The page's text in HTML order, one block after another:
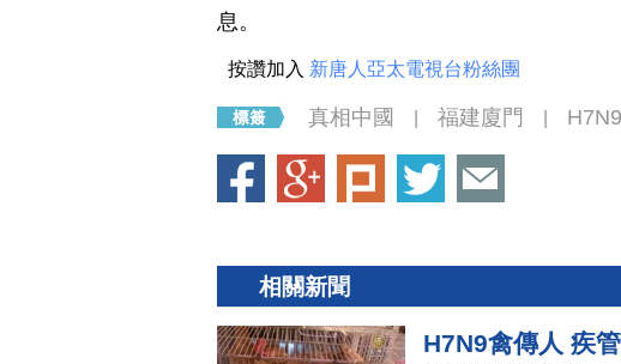
息。
按讚加入 新唐人亞太電視台粉絲團
真相中國 福建廈門 H7N9
相關新聞
H7N9禽傳人 疾